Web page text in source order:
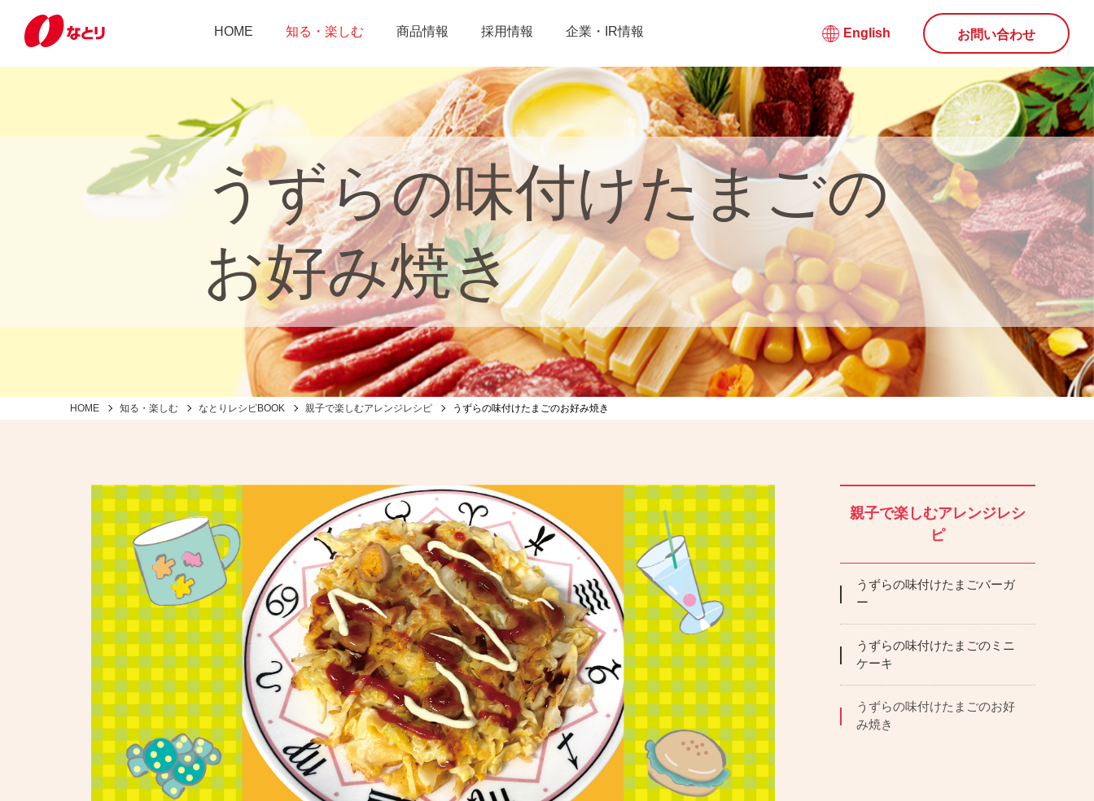
HOME 知る・楽しむ 商品情報 採用情報 企業・IR情報 English お問い合わせ
うずらの味付けたまごの
お好み焼き
HOME 知る・楽しむ なとりレシピBOOK 親子で楽しむアレンジレシピ うずらの味付けたまごのお好み焼き
親子で楽しむアレンジレシ
ピ
うずらの味付けたまごバーガ
ー
うずらの味付けたまごのミニ
ケーキ
うずらの味付けたまごのお好
み焼き